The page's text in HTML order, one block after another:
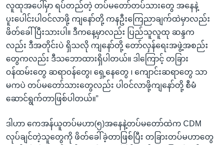
လူထုအပေါ်မှာ ရပ်တည်တဲ့ တပ်မတော်တပ်သားတွေ အနေနဲ့
ပူးပေါင်းပါဝင်လာဖို့ ကျနော်တို့ ကနဦးကြေညာချက်ထဲမှာလည်း
ဖိတ်ခေါ်ပြီးသားပါ။ ဒီကနေ့မှာလည်း ပြည်သူလူထု ဆန္ဒက
လည်း ဒီအတိုင်းပဲ ရှိသလို ကျနော်တို့ တော်လှန်ရေးအဖွဲ့အစည်း
တွေကလည်း ဒီသဘောထားရှိပါတယ်။ ဒါကြောင့် တခြား
ဝန်ထမ်းတွေ ဆရာဝန်တွေ၊ ရှေ့နေတွေ ၊ ကျောင်းဆရာတွေ သာ
မကပဲ တပ်မတော်သားတွေလည်း ပါဝင်လာဖို့ကျနော်တို့ စီမံ
ဆောင်ရွက်တာဖြစ်ပါတယ်။”
ဒါဟာ ကေအန်ယူတပ်မဟာ(၅)အနေနဲ့တပ်မတော်ထဲက CDM
လုပ်ချင်တဲ့သူတွေကို ဖိတ်ခေါ်ခဲ့တာဖြစ်ပြီး တခြားတပ်မဟာတွေ